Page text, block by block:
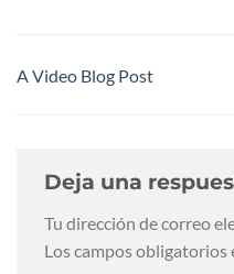
A Video Blog Post
Deja una
Tu dirección de correo
Los campos obligatorios